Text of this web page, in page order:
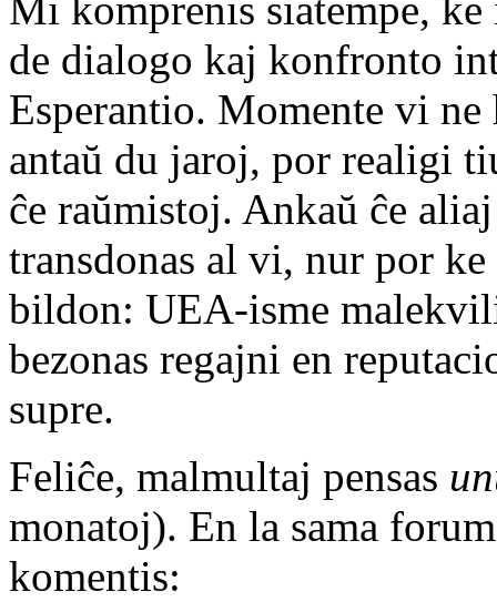
Mi komprenis siatempe,
de dialogo kaj konfronto
Esperantio. Momente vi ne
antaŭ du jaroj, por realigi
ĉe raŭmistoj. Ankaŭ ĉe
transdonas al vi, nur por
bildon: UEA-isme
bezonas regajni en
supre.
Feliĉe, malmultaj pensas
monatoj). En la sama
komentis: